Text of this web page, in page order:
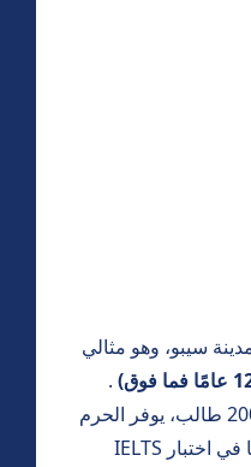
سيبو، وهو مثالي
.
بسعة استيعابية تبلغ حوالي 200 طالب، يوفر الحرم
بيئة ديناميكية مثالية لبرامجنا في اختبار IELTS